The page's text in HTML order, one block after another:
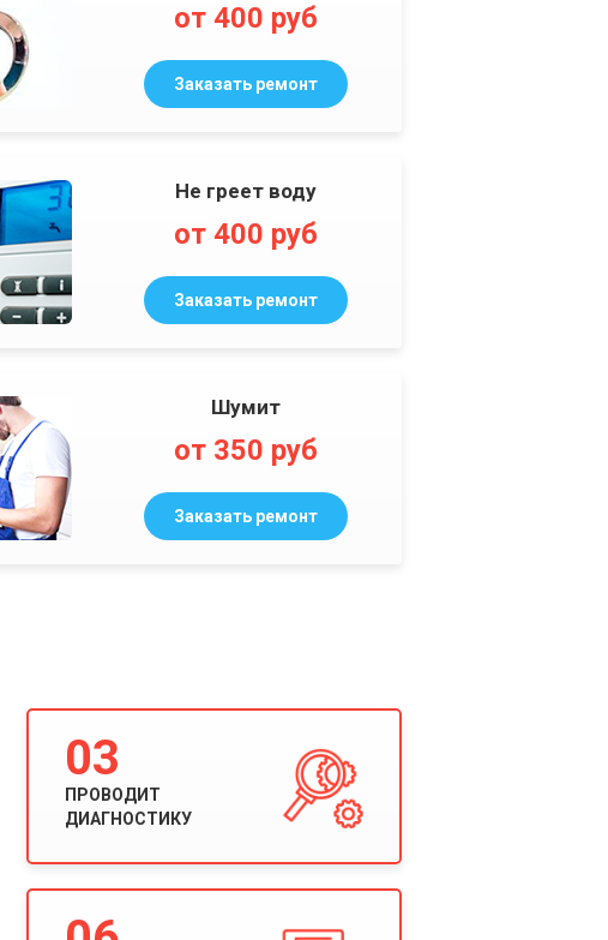
от 400 руб
Заказать ремонт
Не греет воду
от 400 руб
Заказать ремонт
Шумит
от 350 руб
Заказать ремонт
03
ПРОВОДИТ
ДИАГНОСТИКУ